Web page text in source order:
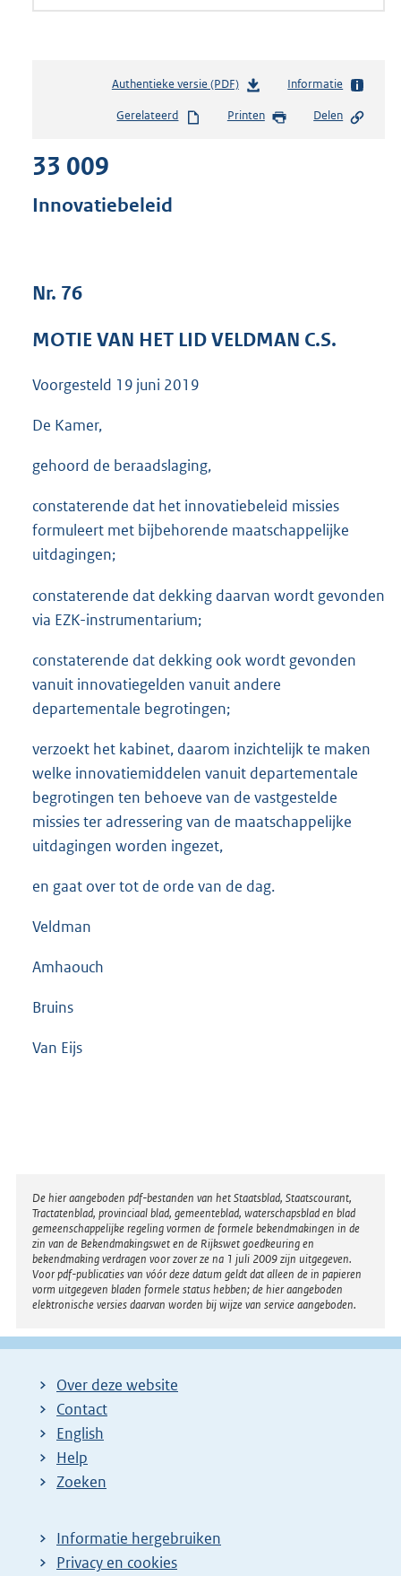
Authentieke versie (PDF)b
s
e
Informatie
Gerelateerd Printen Delen
33 009
Innovatiebeleid
Nr. 76
MOTIE VAN HET LID VELDMAN C.S.
Voorgesteld 19 juni 2019
De Kamer,
gehoord de beraadslaging,
constaterende dat het innovatiebeleid missies
formuleert met bijbehorende maatschappelijke
uitdagingen;
constaterende dat dekking daarvan wordt gevonden
via EZK-instrumentarium;
constaterende dat dekking ook wordt gevonden
vanuit innovatiegelden vanuit andere
departementale begrotingen;
verzoekt het kabinet, daarom inzichtelijk te maken
welke innovatiemiddelen vanuit departementale
begrotingen ten behoeve van de vastgestelde
missies ter adressering van de maatschappelijke
uitdagingen worden ingezet,
en gaat over tot de orde van de dag.
Veldman
Amhaouch
Bruins
Van Eijs
Disclaimer
De hier aangeboden pdf-bestanden van het Staatsblad, Staatscourant,
Tractatenblad, provinciaal blad, gemeenteblad, waterschapsblad en blad
gemeenschappelijke regeling vormen de formele bekendmakingen in de
zin van de Bekendmakingswet en de Rijkswet goedkeuring en
bekendmaking verdragen voor zover ze na 1 juli 2009 zijn uitgegeven.
Voor pdf-publicaties van vóór deze datum geldt dat alleen de in papieren
vorm uitgegeven bladen formele status hebben; de hier aangeboden
elektronische versies daarvan worden bij wijze van service aangeboden.
Over deze website
Contact
English
Help
Zoeken
Informatie hergebruiken
Privacy en cookies